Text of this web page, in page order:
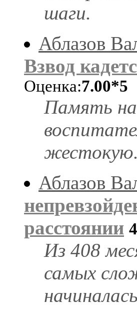
шаги.
Аблазов
Взвод
Оценка:7.00*5
Память
жестокую.
Аблазов
расстоянии
Из 408
самых